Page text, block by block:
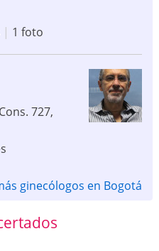
| 1 foto
727,
ginecólogos en Bogotá